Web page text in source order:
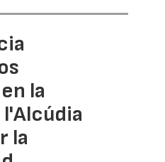
la
la